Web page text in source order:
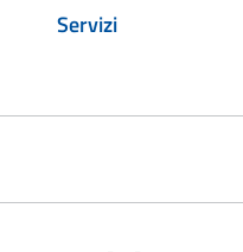
Servizi